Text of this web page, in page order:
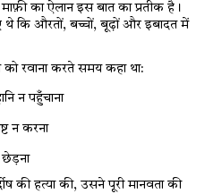
का ऐलान इस बात का प्रतीक है।
थे कि औरतों, बच्चों, बूढ़ों और इबादत में
रवाना करते समय कहा था:
न पहुँचाना
न करना
छेड़ना
की हत्या की, उसने पूरी मानवता की